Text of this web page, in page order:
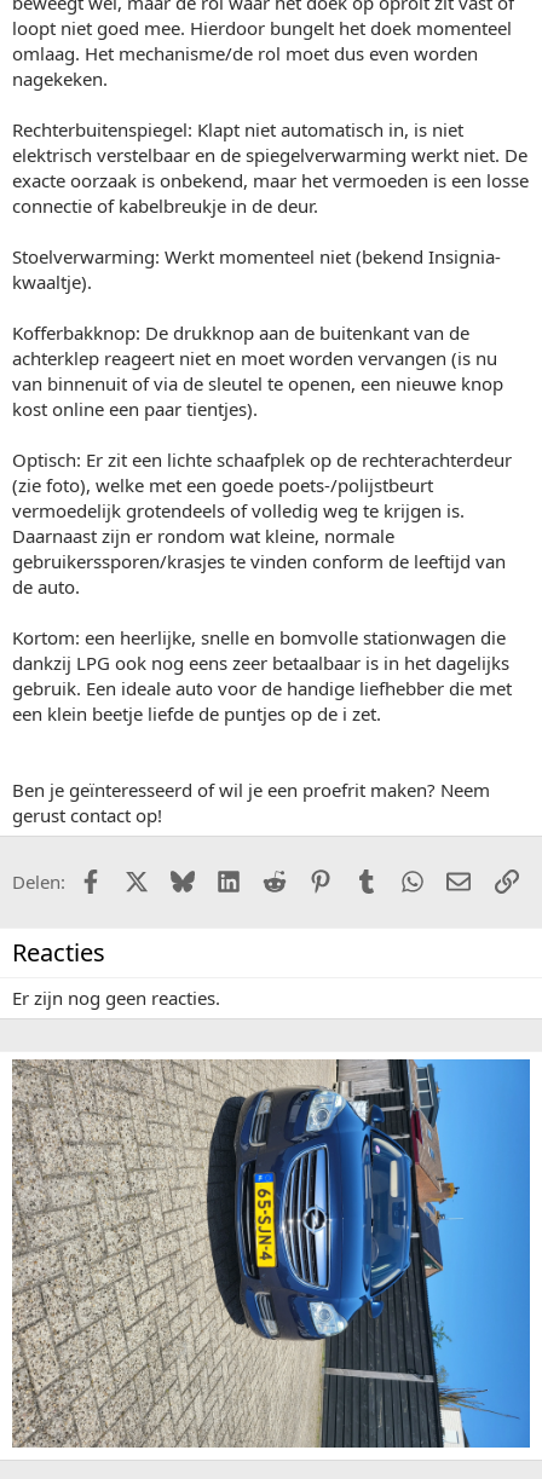
loopt niet goed mee. Hierdoor bungelt het doek momenteel
omlaag. Het mechanisme/de rol moet dus even worden
nagekeken.
Rechterbuitenspiegel: Klapt niet automatisch in, is niet
elektrisch verstelbaar en de spiegelverwarming werkt niet. De
exacte oorzaak is onbekend, maar het vermoeden is een losse
connectie of kabelbreukje in de deur.
Stoelverwarming: Werkt momenteel niet (bekend Insignia-
kwaaltje).
Kofferbakknop: De drukknop aan de buitenkant van de
achterklep reageert niet en moet worden vervangen (is nu
van binnenuit of via de sleutel te openen, een nieuwe knop
kost online een paar tientjes).
Optisch: Er zit een lichte schaafplek op de rechterachterdeur
(zie foto), welke met een goede poets-/polijstbeurt
vermoedelijk grotendeels of volledig weg te krijgen is.
Daarnaast zijn er rondom wat kleine, normale
gebruikerssporen/krasjes te vinden conform de leeftijd van
de auto.
Kortom: een heerlijke, snelle en bomvolle stationwagen die
dankzij LPG ook nog eens zeer betaalbaar is in het dagelijks
gebruik. Een ideale auto voor de handige liefhebber die met
een klein beetje liefde de puntjes op de i zet.
Ben je geïnteresseerd of wil je een proefrit maken? Neem
gerust contact op!
Delen: FacebookX (Twitter)
BlueskyLinkedIn
Reddit PinterestTumblr WhatsApp
E-mail
Reacties
Er zijn nog geen reacties.